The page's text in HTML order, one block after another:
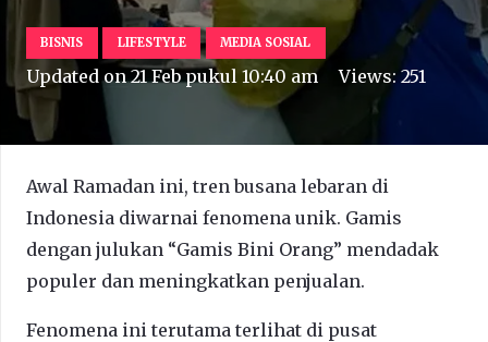
BISNIS LIFESTYLE MEDIA SOSIAL
Updated on21 Feb pukul 10:40 am Views:251
Awal Ramadan ini, tren busana lebaran di
Indonesia diwarnai fenomena unik. Gamis
dengan julukan “Gamis Bini Orang” mendadak
populer dan meningkatkan penjualan.
Fenomena ini terutama terlihat di pusat